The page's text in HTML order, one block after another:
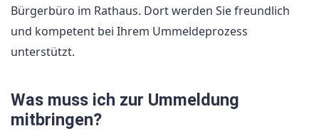
Bürgerbüro im Rathaus. Dort werden Sie freundlich
und kompetent bei Ihrem Ummeldeprozess
unterstützt.
Was muss ich zur Ummeldung
mitbringen?